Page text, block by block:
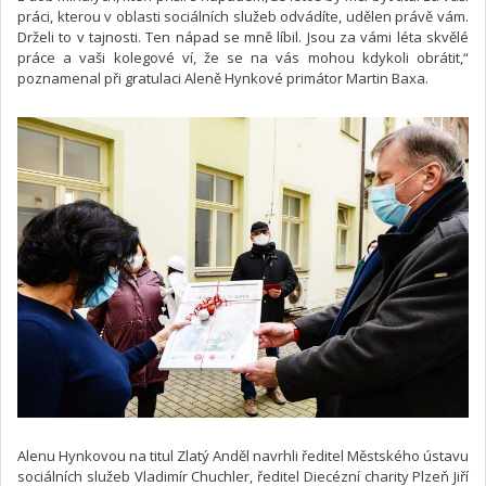
práci, kterou v oblasti sociálních služeb odvádíte, udělen právě vám.
Drželi to v tajnosti. Ten nápad se mně líbil. Jsou za vámi léta skvělé
práce a vaši kolegové ví, že se na vás mohou kdykoli obrátit,“
poznamenal při gratulaci Aleně Hynkové primátor Martin Baxa.
Alenu Hynkovou na titul Zlatý Anděl navrhli ředitel Městského ústavu
sociálních služeb Vladimír Chuchler, ředitel Diecézní charity Plzeň Jiří